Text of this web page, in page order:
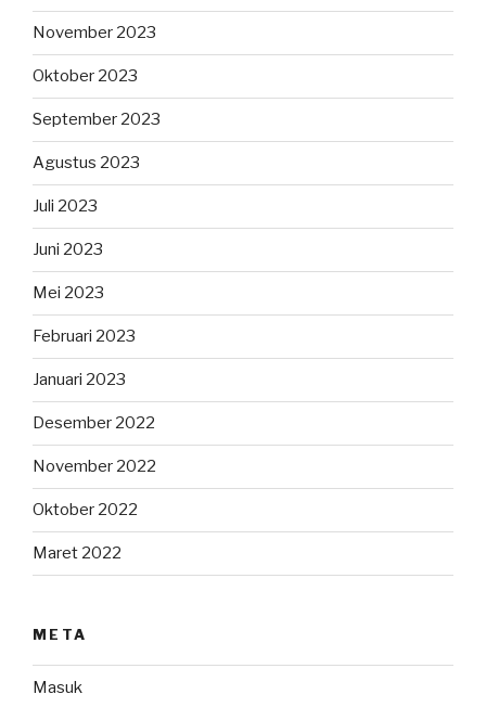
November 2023
Oktober 2023
September 2023
Agustus 2023
Juli 2023
Juni 2023
Mei 2023
Februari 2023
Januari 2023
Desember 2022
November 2022
Oktober 2022
Maret 2022
META
Masuk